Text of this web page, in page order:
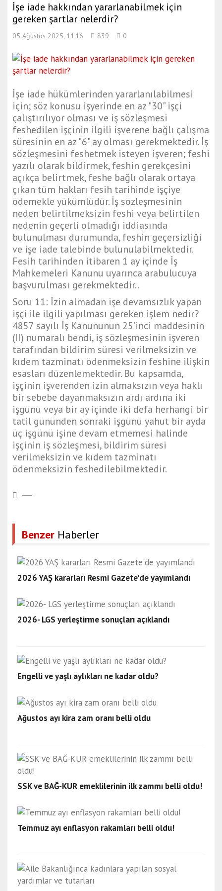
İşe iade hakkından yararlanabilmek için
gereken şartlar nelerdir?
05 Ağustos 2025, 11:16 839 0
İşe iade hükümlerinden yararlanılabilmesi
için; söz konusu işyerinde en az "30" işçi
çalıştırılıyor olması ve iş sözleşmesi
feshedilen işçinin ilgili işverene bağlı çalışma
süresinin en az "6" ay olması gerekmektedir. İş
sözleşmesini feshetmek isteyen işveren; feshi
yazılı olarak bildirmek, feshin gerekçesini
açıkça belirtmek, feshe bağlı olarak ortaya
çıkan tüm hakları fesih tarihinde işçiye
ödemekle yükümlüdür. İş sözleşmesinin
neden belirtilmeksizin feshi veya belirtilen
nedenin geçerli olmadığı iddiasında
bulunulması durumunda, feshin geçersizliği
ve işe iade talebinde bulunulabilmektedir.
Fesih tarihinden itibaren 1 ay içinde İş
Mahkemeleri Kanunu uyarınca arabulucuya
başvurulması gerekmektedir..
Soru 11: İzin almadan işe devamsızlık yapan
işçi ile ilgili yapılması gereken işlem nedir?
4857 sayılı İş Kanununun 25’inci maddesinin
(II) numaralı bendi, iş sözleşmesinin işveren
tarafından bildirim süresi verilmeksizin ve
kıdem tazminatı ödenmeksizin feshine ilişkin
esasları düzenlemektedir. Bu kapsamda,
işçinin işverenden izin almaksızın veya haklı
bir sebebe dayanmaksızın ardı ardına iki
işgünü veya bir ay içinde iki defa herhangi bir
tatil gününden sonraki işgünü yahut bir ayda
üç işgünü işine devam etmemesi halinde
işçinin iş sözleşmesi, bildirim süresi
verilmeksizin ve kıdem tazminatı
ödenmeksizin feshedilebilmektedir.
Benzer Haberler
2026 YAŞ kararları Resmi Gazete'de yayımlandı
2026- LGS yerleştirme sonuçları açıklandı
Engelli ve yaşlı aylıkları ne kadar oldu?
Ağustos ayı kira zam oranı belli oldu
SSK ve BAĞ-KUR emeklilerinin ilk zammı belli oldu!
Temmuz ayı enflasyon rakamları belli oldu!